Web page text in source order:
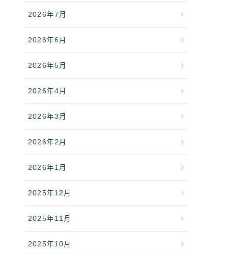
2026年7月
2026年6月
2026年5月
2026年4月
2026年3月
2026年2月
2026年1月
2025年12月
2025年11月
2025年10月